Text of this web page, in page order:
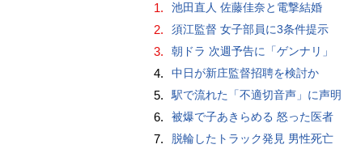
1. 池田直人 佐藤佳奈と電撃結婚
2. 須江監督 女子部員に3条件提示
3. 朝ドラ 次週予告に「ゲンナリ」
4. 中日が新庄監督招聘を検討か
5. 駅で流れた「不適切音声」に声明
6. 被爆で子あきらめる 怒った医者
7. 脱輪したトラック発見 男性死亡